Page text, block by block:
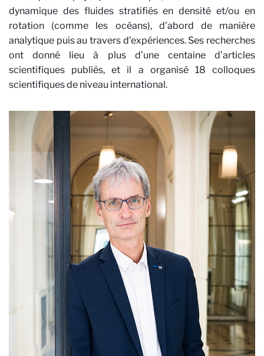
dynamique des fluides stratifiés en densité et/ou en
rotation (comme les océans), d’abord de manière
analytique puis au travers d’expériences. Ses recherches
ont donné lieu à plus d’une centaine d’articles
scientifiques publiés, et il a organisé 18 colloques
scientifiques de niveau international.